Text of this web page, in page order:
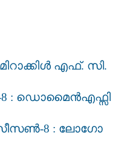
എഫ്. സി.
: ഡൊമൈൻഎഫ്സി
സീസൺ-8 : ലോഗോ